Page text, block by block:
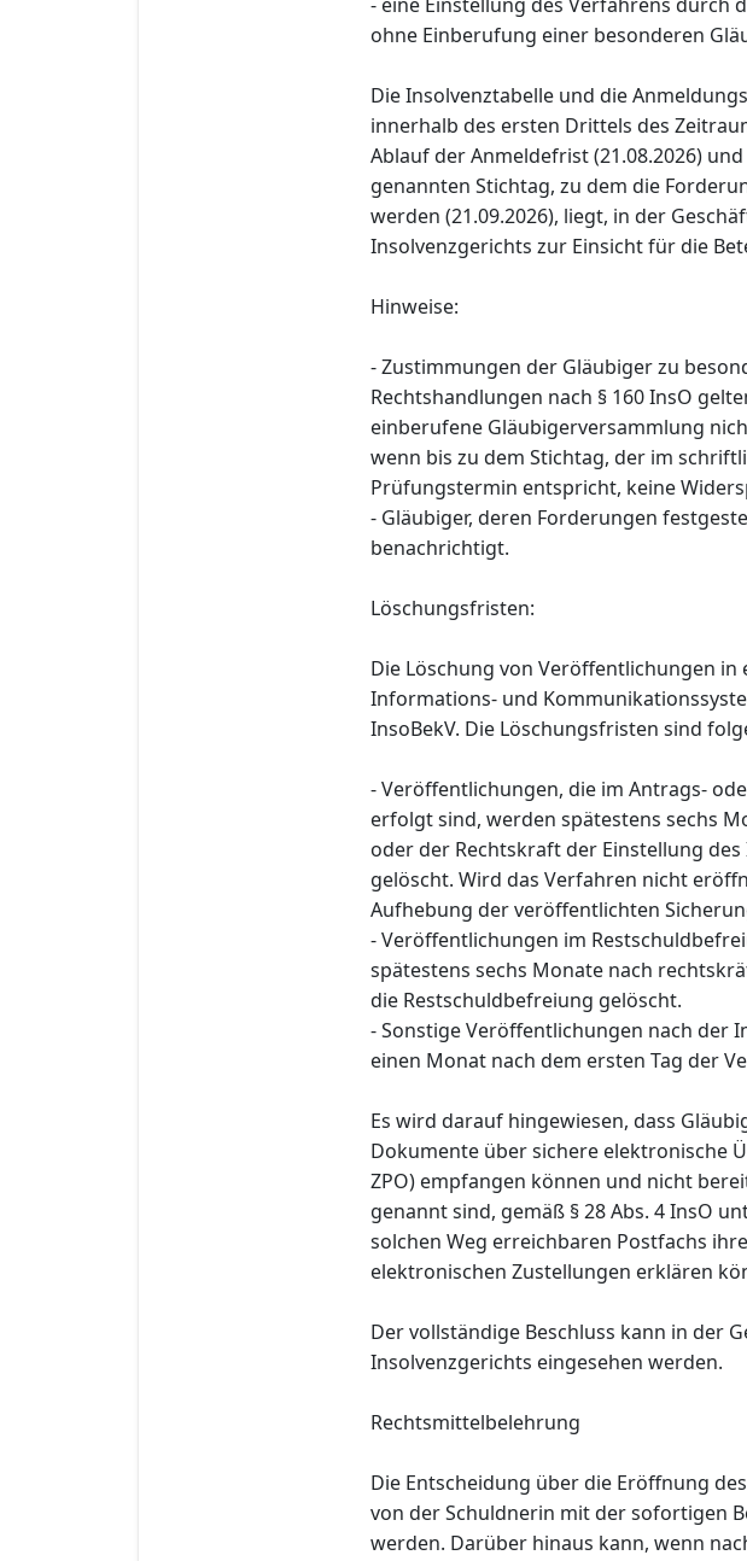
ohne Einberufung einer besonderen
Die Insolvenztabelle und die
innerhalb des ersten Drittels des
Ablauf der Anmeldefrist (21.08.2026)
genannten Stichtag, zu dem die
werden (21.09.2026), liegt, in der
Insolvenzgerichts zur Einsicht für die
Hinweise:
- Zustimmungen der Gläubiger zu
Rechtshandlungen nach § 160 InsO
einberufene Gläubigerversammlung
wenn bis zu dem Stichtag, der im
Prüfungstermin entspricht, keine
- Gläubiger, deren Forderungen
benachrichtigt.
Löschungsfristen:
Die Löschung von Veröffentlichungen in
Informations- und
InsoBekV. Die Löschungsfristen sind
- Veröffentlichungen, die im Antrags-
erfolgt sind, werden spätestens sechs
oder der Rechtskraft der Einstellung
gelöscht. Wird das Verfahren nicht
Aufhebung der veröffentlichten
- Veröffentlichungen im
spätestens sechs Monate nach
die Restschuldbefreiung gelöscht.
- Sonstige Veröffentlichungen nach der
einen Monat nach dem ersten Tag der
Es wird darauf hingewiesen, dass
Dokumente über sichere elektronische
ZPO) empfangen können und nicht
genannt sind, gemäß § 28 Abs. 4 InsO
solchen Weg erreichbaren Postfachs
elektronischen Zustellungen erklären
Der vollständige Beschluss kann in der
Insolvenzgerichts eingesehen werden.
Rechtsmittelbelehrung
Die Entscheidung über die Eröffnung
von der Schuldnerin mit der sofortigen
werden. Darüber hinaus kann, wenn